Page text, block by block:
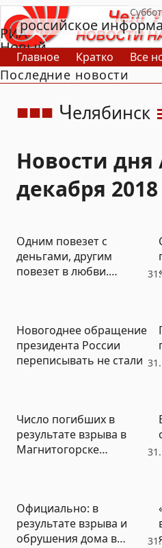
РИА
Новый
День
российское
Главное Кратко Все
В России
В мире
Последние новости
Челябинск
Новости дня
декабря 2018
Одним повезет с
деньгами, другим
повезет в любви.
Новогоднее обращение
президента России
переписывать не стали
Число погибших в
результате взрыва в
Магнитогорске
Официально: в
результате взрыва и
обрушения дома в